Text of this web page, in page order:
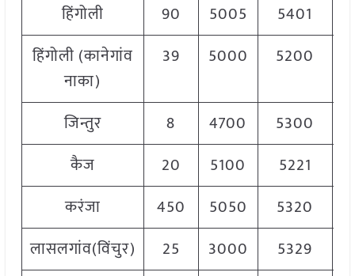
हिंगोली
90 5005 5401
हिंगोली (कानेगांव
नाका)
39 5000 5200
जिन्तुर 8 4700 5300
कैज
20 5100 5221
करंजा
450 5050 5320
लासलगांव(विंचुर)
25 3000 5329